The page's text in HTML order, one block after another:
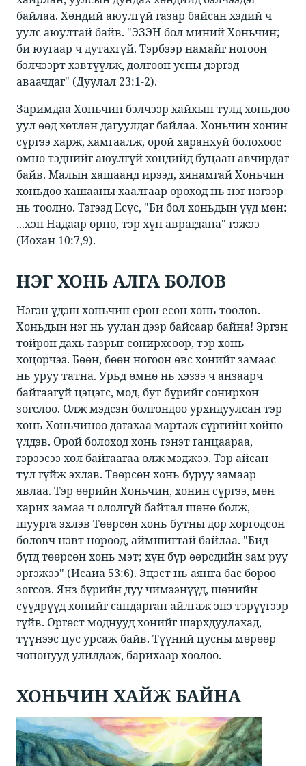
байлаа. Хөндий аюулгүй газар байсан хэдий ч
уулс аюултай байв. "ЭЗЭН бол миний Хоньчин;
би юугаар ч дутахгүй. Тэрбээр намайг ногоон
бэлчээрт хэвтүүлж, дөлгөөн усны дэргэд
аваачдаг" (Дуулал 23:1-2).
Заримдаа Хоньчин бэлчээр хайхын тулд хоньдоо
уул өөд хөтлөн дагуулдаг байлаа. Хоньчин хонин
сүргээ харж, хамгаалж, орой харанхуй болохоос
өмнө тэднийг аюулгүй хөндийд буцаан авчирдаг
байв. Малын хашаанд ирээд, хянамгай Хоньчин
хоньдоо хашааны хаалгаар ороход нь нэг нэгээр
нь тоолно. Тэгээд Есүс, "Би бол хоньдын үүд мөн:
...хэн Надаар орно, тэр хүн аврагдана" гэжээ
(Иохан 10:7,9).
НЭГ ХОНЬ АЛГА БОЛОВ
Нэгэн үдэш хоньчин ерөн есөн хонь тоолов.
Хоньдын нэг нь уулан дээр байсаар байна! Эргэн
тойрон дахь газрыг сонирхсоор, тэр хонь
хоцорчээ. Бөөн, бөөн ногоон өвс хонийг замаас
нь уруу татна. Урьд өмнө нь хэзээ ч анзаарч
байгаагүй цэцэгс, мод, бут бүрийг сонирхон
зогслоо. Олж мэдсэн болгондоо урхидуулсан тэр
хонь Хоньчиноо дагахаа мартаж сүргийн хойно
үлдэв. Орой болоход хонь гэнэт ганцаараа,
гэрээсээ хол байгаагаа олж мэджээ. Тэр айсан
тул гүйж эхлэв. Төөрсөн хонь буруу замаар
явлаа. Тэр өөрийн Хоньчин, хонин сүргээ, мөн
харих замаа ч ололгүй байтал шөнө болж,
шуурга эхлэв Төөрсөн хонь бутны дор хоргодсон
боловч нэвт нороод, аймшигтай байлаа. "Бид
бүгд төөрсөн хонь мэт; хүн бүр өөрсдийн зам руу
эргэжээ" (Исаиа 53:6). Эцэст нь аянга бас бороо
зогсов. Янз бүрийн дуу чимээнүүд, шөнийн
сүүдрүүд хонийг сандарган айлгаж энэ тэрүүгээр
гүйв. Өргөст моднууд хонийг шархдуулахад,
түүнээс цус урсаж байв. Түүний цусны мөрөөр
чононууд улилдаж, барихаар хөөлөө.
ХОНЬЧИН ХАЙЖ БАЙНА